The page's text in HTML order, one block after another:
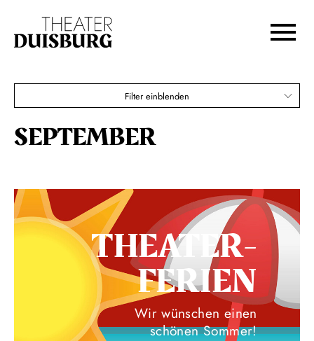
Zur Hauptnavigation springen
Zum Footer springen
Filter einblenden
SEPTEMBER
THEATER­
FERIEN
Wir wünschen einen
schönen Sommer!